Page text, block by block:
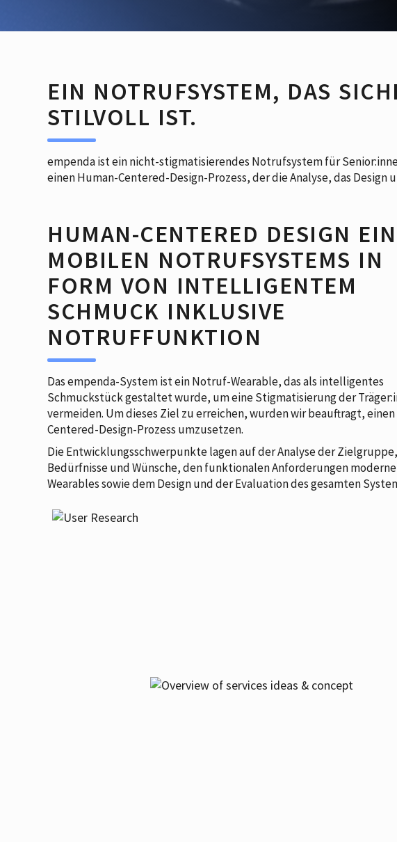
EIN NOTRUFSYSTEM, DAS
STILVOLL IST.
empenda ist ein nicht-stigmatisierendes Notrufsystem für
einen Human-Centered-Design-Prozess, der die Analyse, das
HUMAN-CENTERED DESIGN
MOBILEN NOTRUFSYSTEMS IN
FORM VON INTELLIGENTEM
SCHMUCK INKLUSIVE
NOTRUFFUNKTION
Das empenda-System ist ein Notruf-Wearable, das als intelligentes
Schmuckstück gestaltet wurde, um eine Stigmatisierung der
vermeiden. Um dieses Ziel zu erreichen, wurden wir beauftragt,
Centered-Design-Prozess umzusetzen.
Die Entwicklungsschwerpunkte lagen auf der Analyse der
Bedürfnisse und Wünsche, den funktionalen Anforderungen
Wearables sowie dem Design und der Evaluation des gesamten